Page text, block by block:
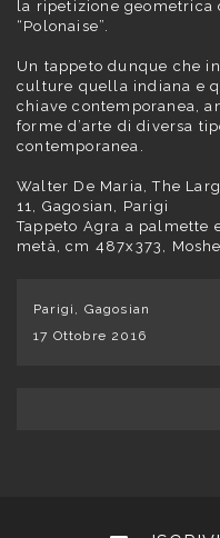
la ripetizione geometrica
“Polonaise”.
Un tappeto dunque che
culture quella indiana e
chiave contemporanea,
forme d’arte di diversa
contemporanea.
Walter De Maria, The
11, Gagosian, Parigi
Tappeto Agra a palmette
metà, cm 487x373,
Parigi, Gagosian
17 Ottobre 2016